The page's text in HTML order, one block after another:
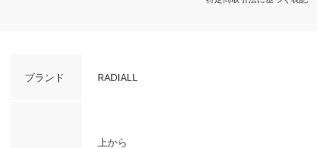
ブランド RADIALL
上から